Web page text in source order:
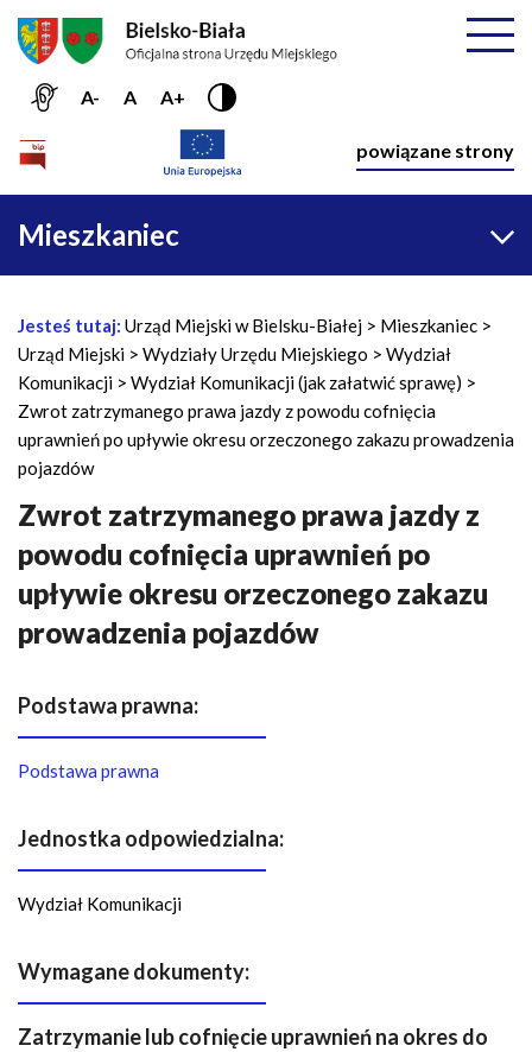
Przejdź do menu głównego
Przejdź do treści
Mapa serwisu
A- A A+
powiązane strony
Główna
nawigacja
Mieszkaniec
Ś
c
i
e
ż
k
a
a
w
i
g
c
y
j
a
Jesteś tutaj: Urząd Miejski w Bielsku-Białej
Mieszkaniec
Urząd Miejski
Wydziały Urzędu Miejskiego
Wydział
Komunikacji
Wydział Komunikacji (jak załatwić sprawę)
Zwrot zatrzymanego prawa jazdy z powodu cofnięcia
uprawnień po upływie okresu orzeczonego zakazu prowadzenia
pojazdów
Zwrot zatrzymanego prawa jazdy z
powodu cofnięcia uprawnień po
upływie okresu orzeczonego zakazu
prowadzenia pojazdów
Podstawa prawna:
Podstawa prawna
Jednostka odpowiedzialna:
Wydział Komunikacji
Wymagane dokumenty:
Zatrzymanie lub cofnięcie uprawnień na okres do